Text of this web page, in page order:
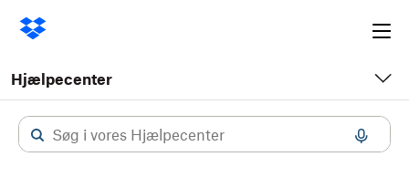
Hjælpecenter